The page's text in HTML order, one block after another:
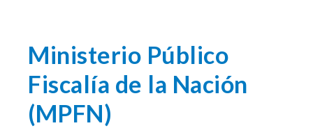
Ministerio Público
Fiscalía de la Nación
(MPFN)